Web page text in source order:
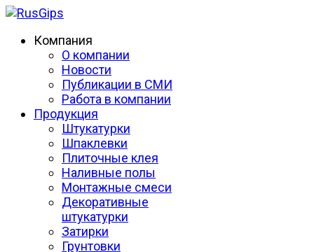
Компания
О компании
Новости
Публикации в СМИ
Работа в компании
Продукция
Штукатурки
Шпаклевки
Плиточные клея
Наливные полы
Монтажные смеси
Декоративные
штукатурки
Затирки
Грунтовки